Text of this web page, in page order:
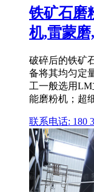
铁矿石磨
机,雷蒙
破碎后的铁矿
备将其均匀定
工一般选用
能磨粉机；超
联系电话: 180